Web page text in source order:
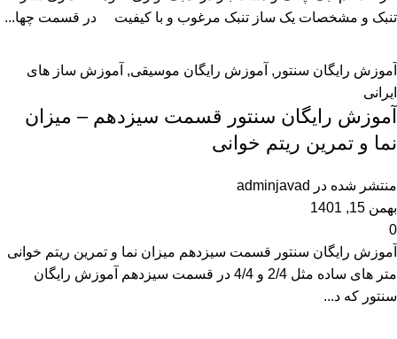
تنبک و مشخصات یک ساز تنبک مرغوب و با کیفیت در قسمت چها...
آموزش رایگان سنتور , آموزش رایگان موسیقی, آموزش ساز های
ایرانی
آموزش رایگان سنتور قسمت سیزدهم – میزان
نما و تمرین ریتم خوانی
منتشر شده در
adminjavad
بهمن 15, 1401
0
آموزش رایگان سنتور قسمت سیزدهم میزان نما و تمرین ریتم خوانی
متر های ساده مثل 2/4 و 4/4 در قسمت سیزدهم آموزش رایگان
سنتور که د...